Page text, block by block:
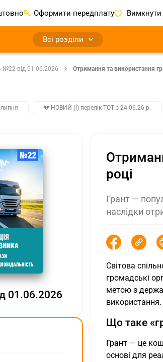
Оформити передплату
Всі розділи
№22 від 01.06.2026 Отримання та використання
💔 НОВИЙ (!) перелік ТОТ з 24.06.26 р.
01.06.2026
році
Грант —
наслідки
Світова
громадські
метою з
Що таке
Грант — це
основі для